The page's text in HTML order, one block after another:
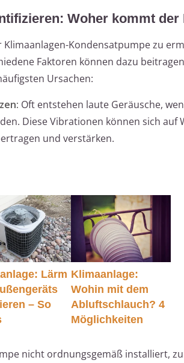
Woher kommt der
Kondensatpumpe zu
Faktoren können dazu
Ursachen:
Oft entstehen laute Geräusche,
Diese Vibrationen können sich auf
und verstärken.
Lärm
– So
Klimaanlage:
Wohin mit dem
Abluftschlauch? 4
Möglichkeiten
nicht ordnungsgemäß installiert,